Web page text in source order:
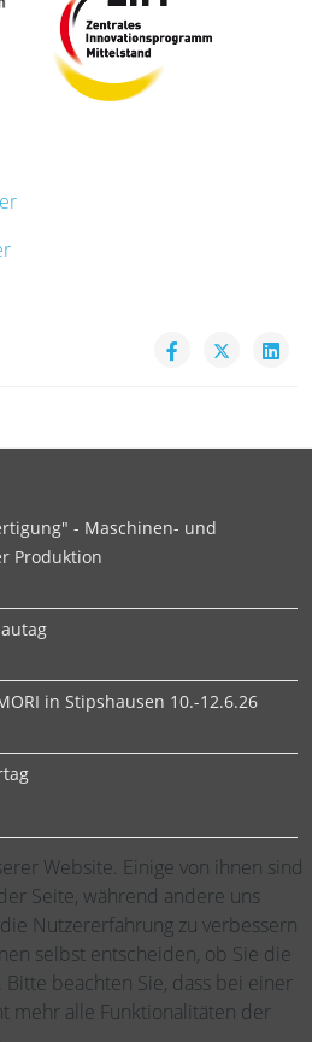
- Maschinen- und
Produktion
in Stipshausen 10.-12.6.26
Website. Einige von ihnen sind
Seite, während andere uns
Nutzererfahrung zu verbessern
selbst entscheiden, ob Sie die
Bitte beachten Sie, dass bei einer
mehr alle Funktionalitäten der